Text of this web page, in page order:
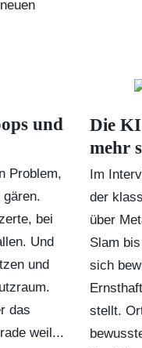
und
Problem,
bei
Und
und
das
weil...
Die
mehr
Im
der
über
Slam
sich
stellt.